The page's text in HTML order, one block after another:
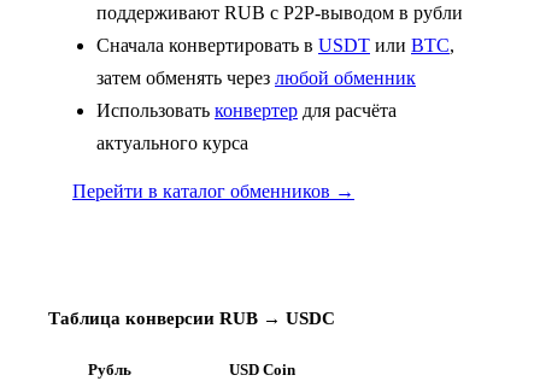
поддерживают RUB с P2P-выводом в рубли
Сначала конвертировать в USDT или BTC,
затем обменять через любой обменник
Использовать конвертер для расчёта
актуального курса
Перейти в каталог обменников →
Таблица конверсии RUB → USDC
Рубль USD Coin